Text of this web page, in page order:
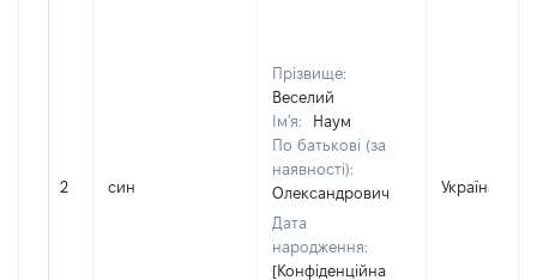
2 син
Прізвище:
Веселий
Ім'я:
Наум
По батькові (за
наявності):
Олександрович
Дата
народження:
[Конфіденційна
Україна